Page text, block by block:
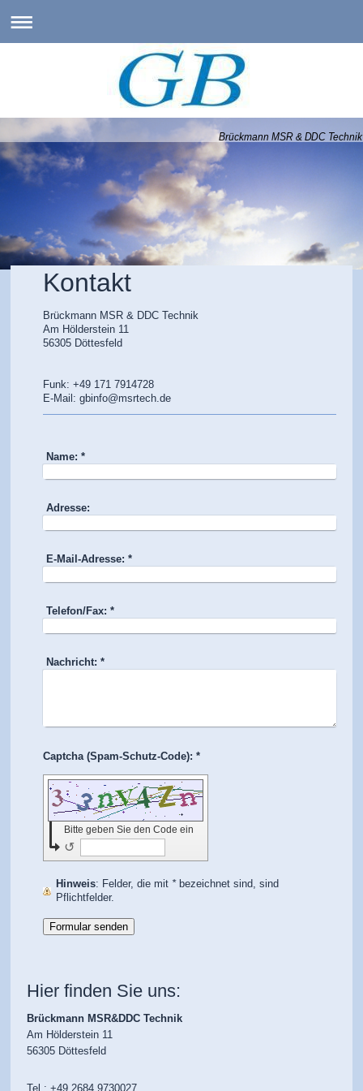
Brückmann MSR & DDC Technik
Kontakt
Brückmann MSR & DDC Technik
Am Hölderstein 11
56305 Döttesfeld
Funk: +49 171 7914728
E-Mail: gbinfo@msrtech.de
Name: *
Adresse:
E-Mail-Adresse: *
Telefon/Fax: *
Nachricht: *
Captcha (Spam-Schutz-Code): *
Bitte geben Sie den Code ein
↺
Hinweis : Felder, die mit *bezeichnet sind, sind
Pflichtfelder.
Hier finden Sie uns:
Brückmann MSR&DDC Technik
Am Hölderstein 11
56305 Döttesfeld
Tel.: +49 2684 9730027